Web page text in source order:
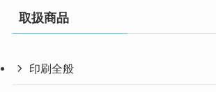
取扱商品
印刷全般